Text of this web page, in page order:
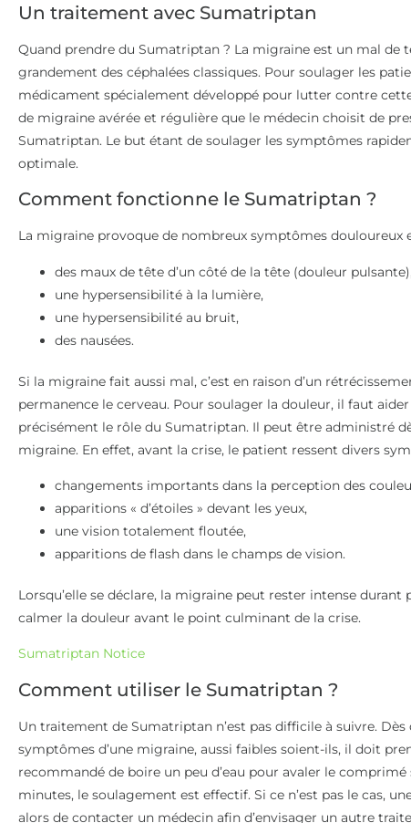
Un traitement avec Sumatriptan
Quand prendre du Sumatriptan ? La migraine est un mal
grandement des céphalées classiques. Pour soulager les
médicament spécialement développé pour lutter contre
de migraine avérée et régulière que le médecin choisit de
Sumatriptan. Le but étant de soulager les symptômes
optimale.
Comment fonctionne le Sumatriptan ?
La migraine provoque de nombreux symptômes douloureux
des maux de tête d’un côté de la tête (douleur pulsante),
une hypersensibilité à la lumière,
une hypersensibilité au bruit,
des nausées.
Si la migraine fait aussi mal, c’est en raison d’un
permanence le cerveau. Pour soulager la douleur, il faut aider
précisément le rôle du Sumatriptan. Il peut être administré
migraine. En effet, avant la crise, le patient ressent divers
changements importants dans la perception des
apparitions « d’étoiles » devant les yeux,
une vision totalement floutée,
apparitions de flash dans le champs de vision.
Lorsqu’elle se déclare, la migraine peut rester intense
calmer la douleur avant le point culminant de la crise.
Sumatriptan Notice
Comment utiliser le Sumatriptan ?
Un traitement de Sumatriptan n’est pas difficile à suivre.
symptômes d’une migraine, aussi faibles soient-ils, il doit
recommandé de boire un peu d’eau pour avaler le
minutes, le soulagement est effectif. Si ce n’est pas le cas,
alors de contacter un médecin afin d’envisager un autre